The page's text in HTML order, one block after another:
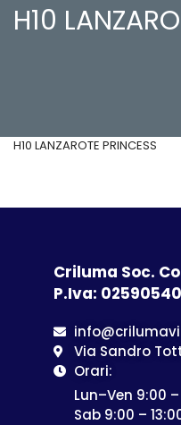
H10
H10 LANZAROTE PRINCESS
Criluma Soc.
P.Iva:
Via Sandro
Orari:
Lun–Ven 9:00
Sab 9:00 –